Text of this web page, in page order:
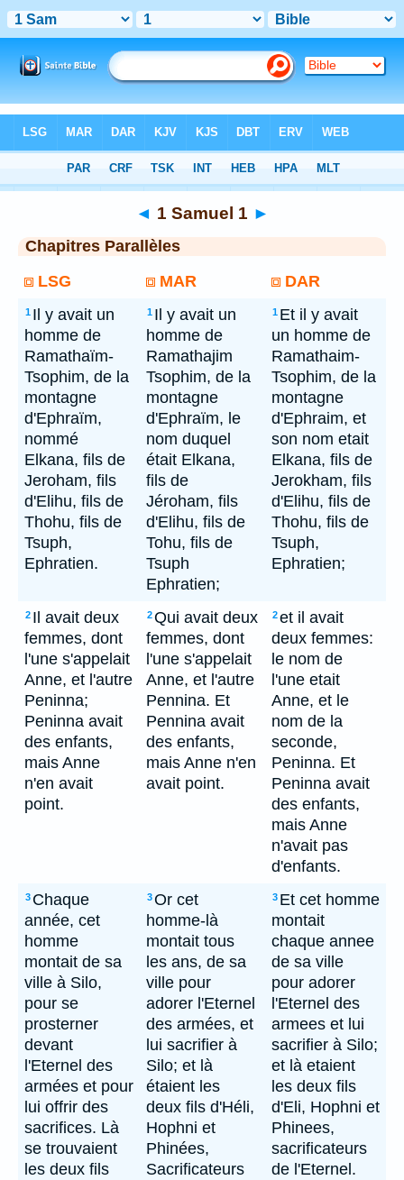
◄ 1 Samuel 1 ►
Chapitres Parallèles
LSG
MAR DAR
1 Il y avait un
homme de
Ramathaïm-
Tsophim, de la
montagne
d'Ephraïm,
nommé
Elkana, fils de
Jeroham, fils
d'Elihu, fils de
Thohu, fils de
Tsuph,
Ephratien.
1 Il y avait un
homme de
Ramathajim
Tsophim, de la
montagne
d'Ephraïm, le
nom duquel
était Elkana,
fils de
Jéroham, fils
d'Elihu, fils de
Tohu, fils de
Tsuph
Ephratien;
1 Et il y avait
un homme de
Ramathaim-
Tsophim, de la
montagne
d'Ephraim, et
son nom etait
Elkana, fils de
Jerokham, fils
d'Elihu, fils de
Thohu, fils de
Tsuph,
Ephratien;
2 Il avait deux
femmes, dont
l'une s'appelait
Anne, et l'autre
Peninna;
Peninna avait
des enfants,
mais Anne
n'en avait
point.
2Qui avait deux
femmes, dont
l'une s'appelait
Anne, et l'autre
Pennina. Et
Pennina avait
des enfants,
mais Anne n'en
avait point.
2et il avait
deux femmes:
le nom de
l'une etait
Anne, et le
nom de la
seconde,
Peninna. Et
Peninna avait
des enfants,
mais Anne
n'avait pas
d'enfants.
3 Chaque
année, cet
homme
montait de sa
ville à Silo,
pour se
prosterner
devant
l'Eternel des
armées et pour
lui offrir des
sacrifices. Là
se trouvaient
les deux fils
3Or cet
homme-là
montait tous
les ans, de sa
ville pour
adorer l'Eternel
des armées, et
lui sacrifier à
Silo; et là
étaient les
deux fils d'Héli,
Hophni et
Phinées,
Sacrificateurs
3 Et cet homme
montait
chaque annee
de sa ville
pour adorer
l'Eternel des
armees et lui
sacrifier à Silo;
et là etaient
les deux fils
d'Eli, Hophni et
Phinees,
sacrificateurs
de l'Eternel.